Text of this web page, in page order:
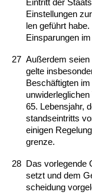
Ein­tritt der
Ein­stel­lun­gen
len geführt
Ein­spa­run­gen
27 Außer­dem
gel­te
Beschäftig­ten
65. Le­bens­jahr,
stand­s­ein­tritts
ei­ni­gen
gren­ze.
28 Das vor­le­gen­de
setzt und dem
schei­dung